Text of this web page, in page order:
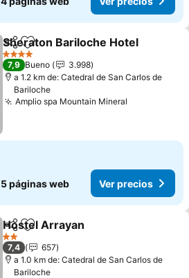
CompartirAñadir a favoritos
Sheraton Bariloche Hotel
4 Estrellas
7,9 Bueno
3.998
a 1.2 km de: Catedral de San Carlos de
Bariloche
Amplio spa Mountain Mineral
5 páginas web Ver precios
CompartirAñadir a favoritos
Hostel Arrayan
2 Estrellas
7,4
657
a 1.0 km de: Catedral de San Carlos de
Bariloche